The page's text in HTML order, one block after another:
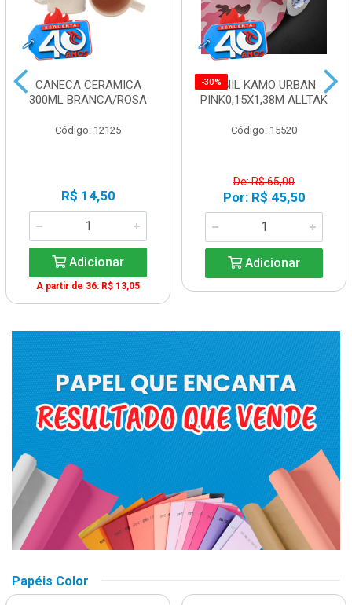
CANECA CERAMICA
300ML BRANCA/ROSA
Código: 12125
R$ 14,50
Adicionar
A partir de 36: R$ 13,05
-30%VINIL KAMO URBAN
PINK0,15X1,38M ALLTAK
Código: 15520
De: R$ 65,00
Por: R$ 45,50
Adicionar
Papéis Color